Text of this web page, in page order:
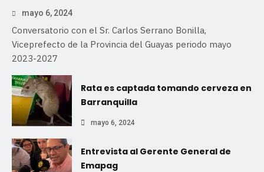
mayo 6, 2024
Conversatorio con el Sr. Carlos Serrano Bonilla,
Viceprefecto de la Provincia del Guayas periodo mayo
2023-2027
Rata es captada tomando cerveza en
Barranquilla
mayo 6, 2024
Entrevista al Gerente General de
Emapag